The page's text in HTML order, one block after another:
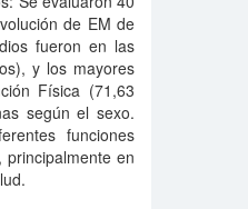
de EM de
fueron en las
y los mayores
Física (71,63
según el sexo.
funciones
en